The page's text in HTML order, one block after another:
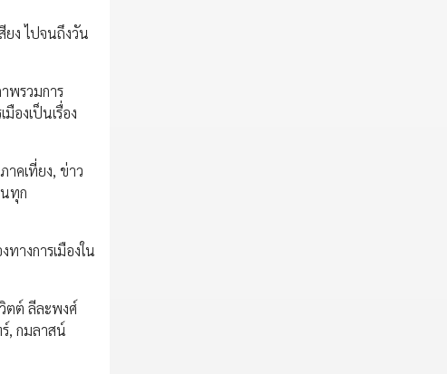
ยง ไปจนถึงวัน
พรวมการ
องเป็นเรื่อง
คเที่ยง, ข่าว
ทุก
างการเมืองใน
ตต์ ลีละพงศ์
, กมลาสน์